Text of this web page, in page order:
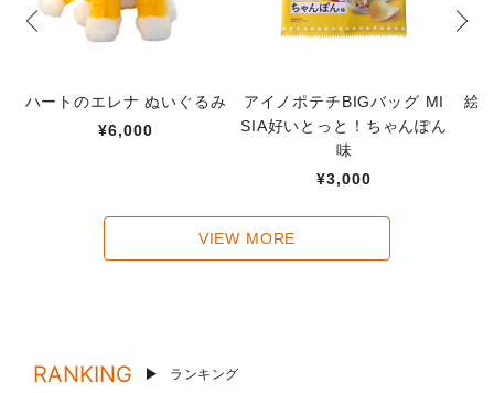
ハートのエレナ ぬいぐるみ
¥6,000
アイノポテチBIGバッグ MI
SIA好いとっと！ちゃんぽん
味
¥3,000
絵
VIEW MORE
RANKING ランキング